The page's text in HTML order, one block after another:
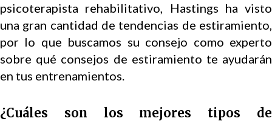
psicoterapista rehabilitativo, Hastings ha visto
una gran cantidad de tendencias de estiramiento,
por lo que buscamos su consejo como experto
sobre qué consejos de estiramiento te ayudarán
en tus entrenamientos.
¿Cuáles son los mejores tipos de